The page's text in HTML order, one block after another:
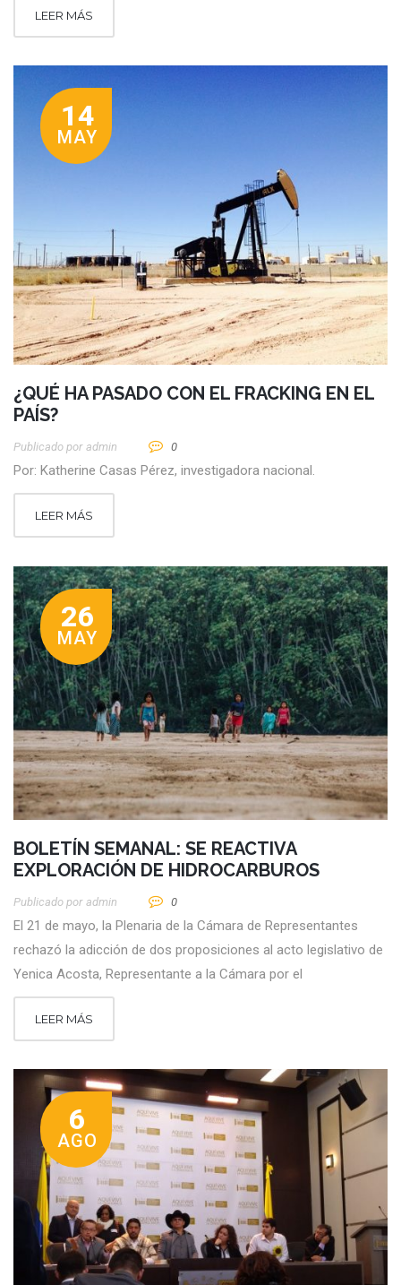
LEER MÁS
14
MAY
¿QUÉ HA PASADO CON EL FRACKING EN EL
PAÍS?
Publicado por Admin 0
Por: Katherine Casas Pérez, investigadora nacional.
LEER MÁS
26
MAY
BOLETÍN SEMANAL: SE REACTIVA
EXPLORACIÓN DE HIDROCARBUROS
Publicado por Admin 0
El 21 de mayo, la Plenaria de la Cámara de Representantes
rechazó la adicción de dos proposiciones al acto legislativo de
Yenica Acosta, Representante a la Cámara por el
LEER MÁS
6
AGO